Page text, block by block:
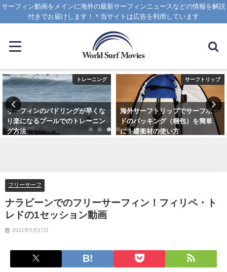
サーフィン動画をメインに海外の最新サーフィンニュースなどの情報を解説
付きでお届けします！＊当サイトは広告を利用しています
トレーニング
サーフィンのパドリングが早くな
り楽になるプールでのトレーニン
グ方法
サーフトリップ
海外サーフトリップでサーフボー
ドのパッキング（梱包）を簡単
に！緩衝材の使い方
フリーサーフ
ナラビーンでのフリーサーフィン！フィリペ・ト
レドの1セッション動画
2021年5月27日